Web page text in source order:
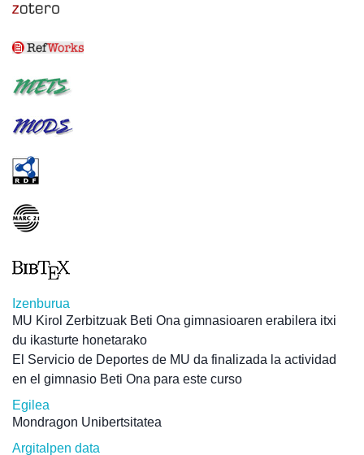
Izenburua
MU Kirol Zerbitzuak Beti Ona gimnasioaren erabilera itxi
du ikasturte honetarako
El Servicio de Deportes de MU da finalizada la actividad
en el gimnasio Beti Ona para este curso
Egilea
Mondragon Unibertsitatea
Argitalpen data